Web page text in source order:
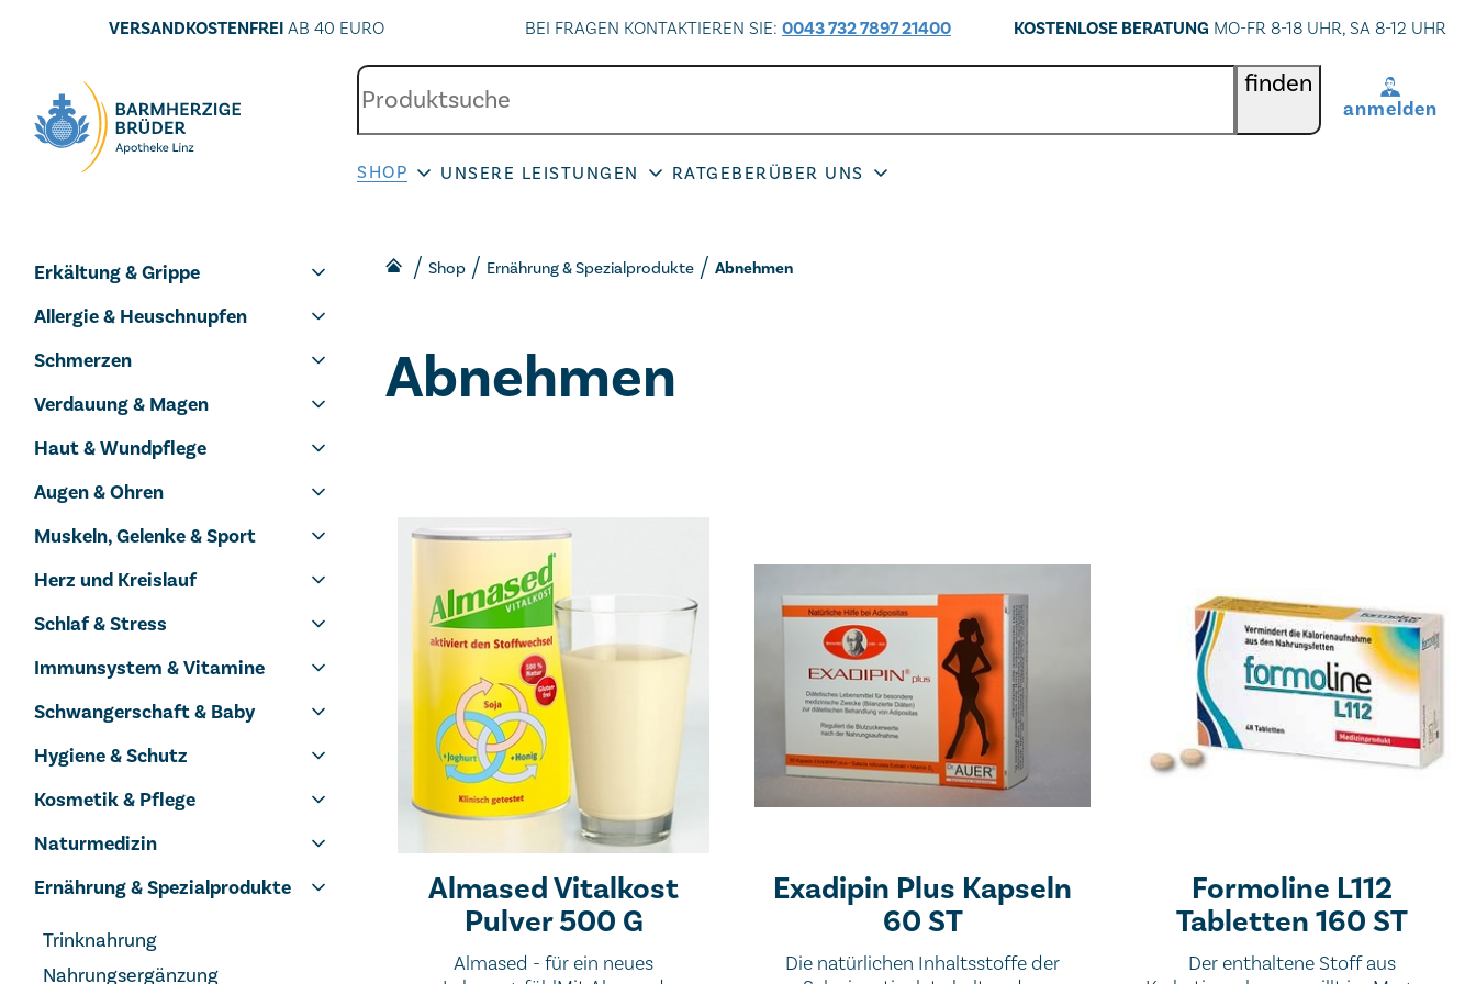
VERSANDKOSTENFREIAB 40 EURO BEI FRAGEN KONTAKTIEREN SIE: 0043 732 7897 21400 KOSTENLOSE BERATUNG MO-FR 8-18 UHR, SA 8-12 UHR
finden
anmelden
SHOP UNSERE LEISTUNGEN RATGEBERÜBER UNS
Shop Ernährung & Spezialprodukte Abnehmen
Abnehmen
Almased Vitalkost
Pulver 500 G
Almased - für ein neues
Exadipin Plus Kapseln
60 ST
Die natürlichen Inhaltsstoffe der
Formoline L112
Tabletten 160 ST
Der enthaltene Stoff aus
Erkältung & Grippe
Allergie & Heuschnupfen
Schmerzen
Verdauung & Magen
Haut & Wundpflege
Augen & Ohren
Muskeln, Gelenke & Sport
Herz und Kreislauf
Schlaf & Stress
Immunsystem & Vitamine
Schwangerschaft & Baby
Hygiene & Schutz
Kosmetik & Pflege
Naturmedizin
Ernährung & Spezialprodukte
Trinknahrung
Nahrungsergänzung